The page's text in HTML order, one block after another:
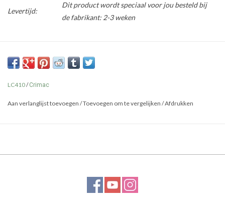
Levertijd:
Dit product wordt speciaal voor jou besteld bij
de fabrikant: 2-3 weken
LC410/Crimac
Aan verlanglijst toevoegen /Toevoegen om te vergelijken /Afdrukken